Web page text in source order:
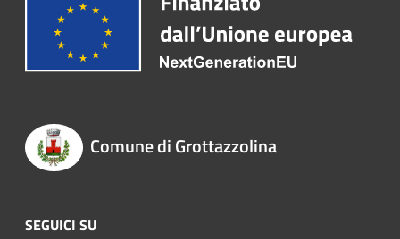
Comune di Grottazzolina
SEGUICI SU